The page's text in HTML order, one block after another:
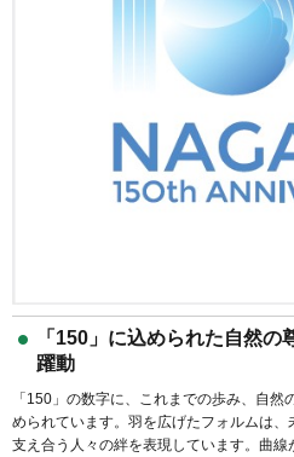
「150」に込められた自然
躍動
「150」の数字に、これまでの歩み、自
められています。羽を広げたフォルムは
支え合う人々の絆を表現しています。曲